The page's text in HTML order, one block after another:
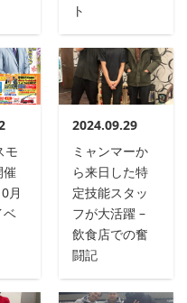
ト
モ
催
月
ベ
2024.09.29
ミャンマーか
ら来日した特
定技能スタッ
フが大活躍 –
飲食店での奮
闘記